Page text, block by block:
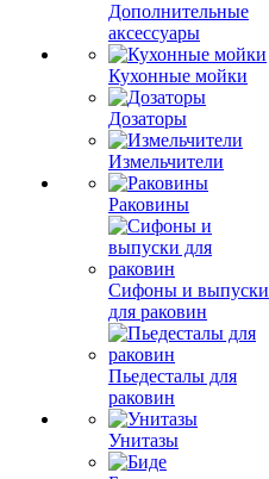
Дополнительные
аксессуары
Кухонные мойки
Дозаторы
Измельчители
Раковины
Сифоны и выпуски
для раковин
Пьедесталы для
раковин
Унитазы